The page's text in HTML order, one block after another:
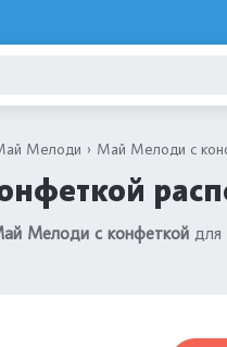
Мелоди Май Мелоди с
Мелоди с конфеткой для